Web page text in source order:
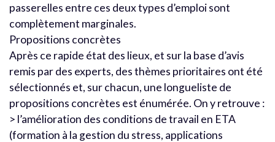
passerelles entre ces deux types d’emploi sont
complètement marginales.
Propositions concrètes
Après ce rapide état des lieux, et sur la base d’avis
remis par des experts, des thèmes prioritaires ont été
sélectionnés et, sur chacun, une longueliste de
propositions concrètes est énumérée. On y retrouve :
> l’amélioration des conditions de travail en ETA
(formation à la gestion du stress, applications